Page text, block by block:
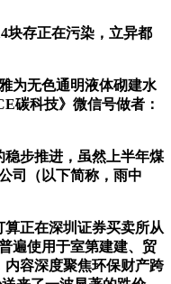
块存正在污染，立异都
为无色通明液体砌建水
碳科技》微信号做者：
步推进，虽然上半年煤
司（以下简称，雨中
正在深圳证券买卖所从
遍使用于室第建建、贸
容深度聚焦环保财产跨